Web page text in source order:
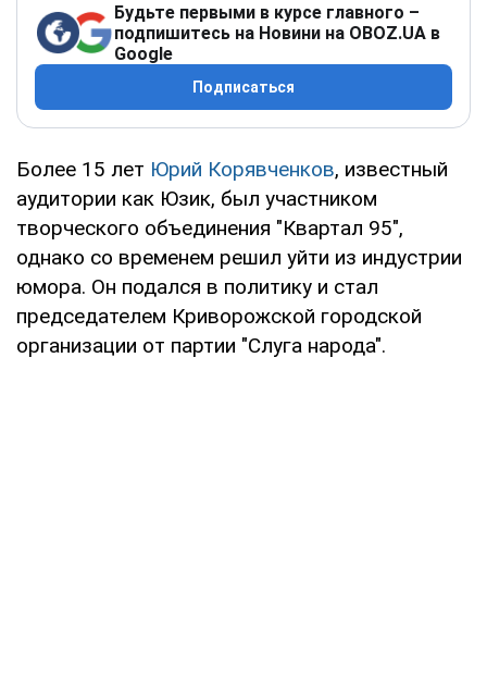
Будьте первыми в курсе главного –
подпишитесь на Новини на OBOZ.UA в
Google
Подписаться
Более 15 лет Юрий Корявченков, известный
аудитории как Юзик, был участником
творческого объединения "Квартал 95",
однако со временем решил уйти из индустрии
юмора. Он подался в политику и стал
председателем Криворожской городской
организации от партии "Слуга народа".